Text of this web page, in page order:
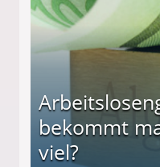
bekommt
viel?